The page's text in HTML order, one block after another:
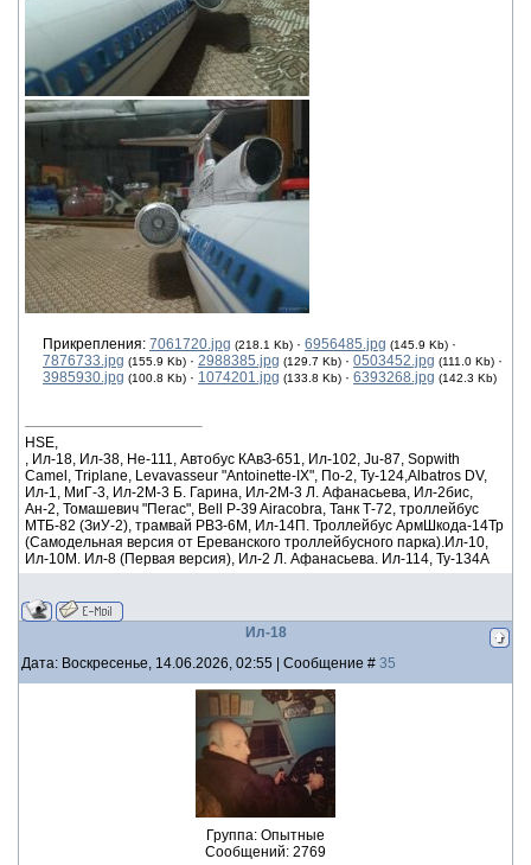
Прикрепления: 7061720.jpg (218.1 Kb) · 6956485.jpg (145.9 Kb) ·
7876733.jpg (155.9 Kb) · 2988385.jpg (129.7 Kb) · 0503452.jpg (111.0 Kb) ·
3985930.jpg (100.8 Kb) · 1074201.jpg (133.8 Kb) · 6393268.jpg (142.3 Kb)
HSE,
, Ил-18, Ил-38, He-111, Автобус КАвЗ-651, Ил-102, Ju-87, Sopwith
Camel, Triplane, Levavasseur "Antoinette-IX", По-2, Ту-124,Albatros DV,
Ил-1, МиГ-3, Ил-2М-3 Б. Гарина, Ил-2М-3 Л. Афанасьева, Ил-2бис,
Ан-2, Томашевич "Пегас", Bell P-39 Airacobra, Танк Т-72, троллейбус
МТБ-82 (ЗиУ-2), трамвай РВЗ-6М, Ил-14П. Троллейбус АрмШкода-14Тр
(Самодельная версия от Ереванского троллейбусного парка).Ил-10,
Ил-10М. Ил-8 (Первая версия), Ил-2 Л. Афанасьева. Ил-114, Ту-134А
Ил-18
Дата: Воскресенье, 14.06.2026, 02:55 | Сообщение # 35
Группа: Опытные
Сообщений: 2769